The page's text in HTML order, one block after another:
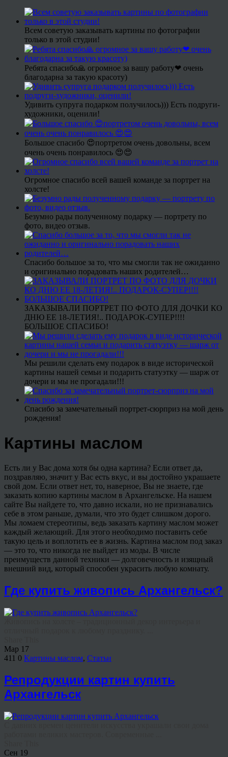
Всем советую заказывать картины по фотографии
только в этой студии!
Ребята спасибо🙏 огромное за вашу работу❤ очень
благодарна за такую красоту)
Удивить супруга подарком получилось))) Есть подруги-
художники, оценили!
Большое спасибо 😍портретом очень довольны, всем
очень очень понравилось 😍😍
Огромное спасибо всей вашей команде за портрет на
холсте!
Безумно рады полученному подарку — портрету по
фото, видео отзыв.
Спасибо большое за то, что мы смогли так не ожиданно
и оригинально порадовать наших родителей…
ЗАКАЗЫВАЛИ ПОРТРЕТ ПО ФОТО ДЛЯ ДОЧКИ КО
ДНЮ ЕЕ 18-ЛЕТИЯ!.. ПОДАРОК-СУПЕР!!!!
БОЛЬШОЕ СПАСИБО!
Мы решили сделать ему подарок в виде исторической
картины нашей семьи и подарить статуэтку — шарж от
дочери и мы не прогадали!!!
Спасибо за замечательный портрет-сюрприз на мой день
рождения!
Картины маслом
Есть ли у Вас дома хотя бы одна картина? Если ответ да,
поздравляю, значит у Вас есть вкус, и вы достойно украшаете
свой дом. Если ответ нет, то, наверное, Вы не знаете, где
заказать копию картины маслом в Архангельске. На нашем
сайте Вы найдете то, что давно искали, но не признавались
себе в этом раньше, думали, что это будет слишком дорого.
Мы ломаем стереотипы, ведь заказать картину маслом может
каждый желающий. Для этого необходимо поставить себе
такую цель и воплотить ее в жизнь. Картина маслом под заказ
— это то, что никогда не выйдет из моды. В числе
преимуществ данной техники — долговечность и изящный
внешний вид, который способен украсить любую комнату.
Где купить живопись Архангельск?
Мар 17
411 0 Картины маслом, Статьи
Репродукции картин купить
Архангельск
Сен 19